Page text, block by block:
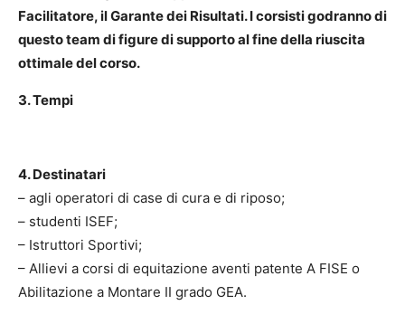
Facilitatore, il Garante dei Risultati. I corsisti godranno di
questo team di figure di supporto al fine della riuscita
ottimale del corso.
3. Tempi
4. Destinatari
– agli operatori di case di cura e di riposo;
– studenti ISEF;
– Istruttori Sportivi;
– Allievi a corsi di equitazione aventi patente A FISE o
Abilitazione a Montare II grado GEA.